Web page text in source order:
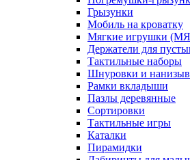
Грызунки
Мобиль на кроватку
Мягкие игрушки
Держатели для
Тактильные наборы
Шнуровки и
Рамки вкладыши
Пазлы деревянные
Сортировки
Тактильные игры
Каталки
Пирамидки